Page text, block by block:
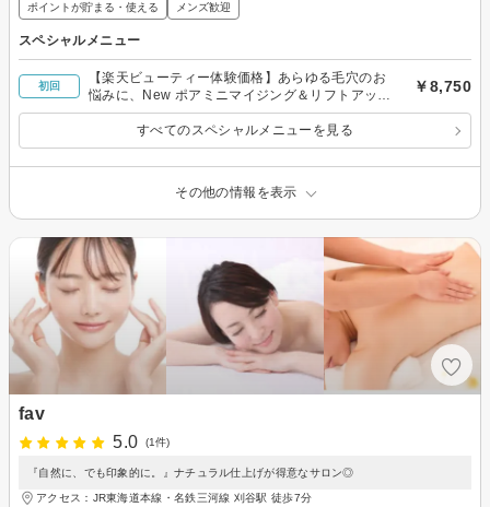
ポイントが貯まる・使える メンズ歓迎
スペシャルメニュー
初回
【楽天ビューティー体験価格】あらゆる毛穴のお
悩みに、New ポアミニマイジング＆リフトアップ
1回
￥8,750
すべてのスペシャルメニューを見る
その他の情報を表示
fav
5.0
(1件)
『自然に、でも印象的に。』ナチュラル仕上げが得意なサロン◎
アクセス：JR東海道本線・名鉄三河線 刈谷駅 徒歩7分